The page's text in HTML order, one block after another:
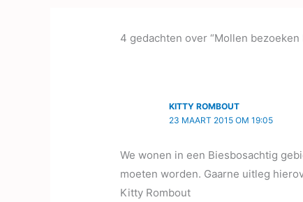
4 gedachten over “Mollen bezoeken
KITTY ROMBOUT
23 MAART 2015 OM 19:05
We wonen in een Biesbosachtig
moeten worden. Gaarne uitleg
Kitty Rombout